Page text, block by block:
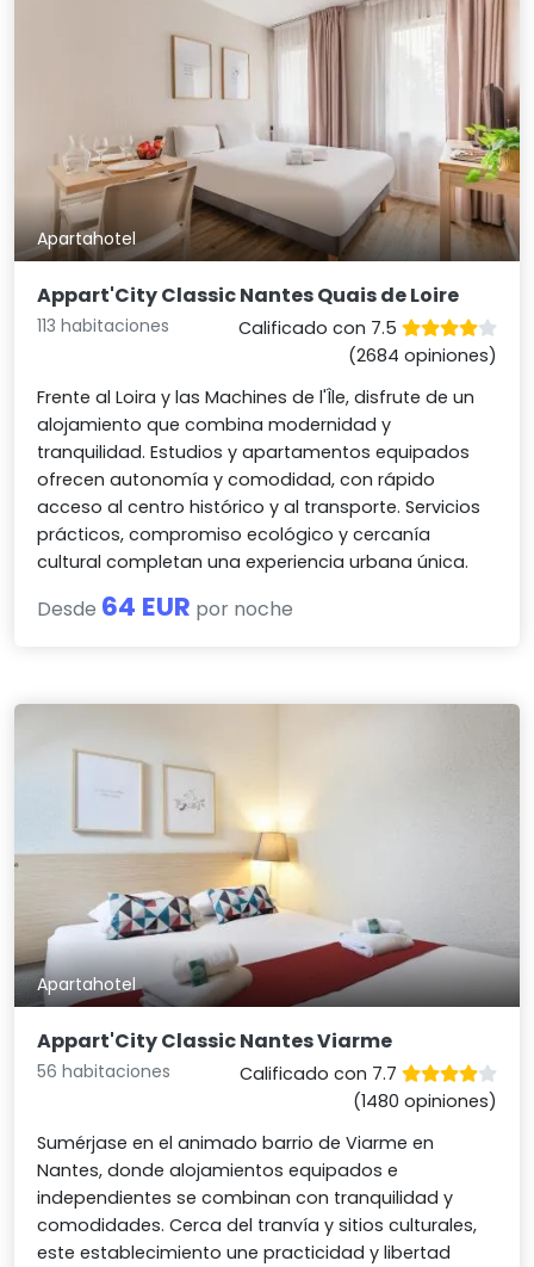
Apartahotel
Appart'City Classic Nantes Quais de Loire
113 habitaciones
Calificado con 7.5
(2684 opiniones)
Frente al Loira y las Machines de l'Île, disfrute de un
alojamiento que combina modernidad y
tranquilidad. Estudios y apartamentos equipados
ofrecen autonomía y comodidad, con rápido
acceso al centro histórico y al transporte. Servicios
prácticos, compromiso ecológico y cercanía
cultural completan una experiencia urbana única.
Desde 64 EUR por noche
Apartahotel
Appart'City Classic Nantes Viarme
56 habitaciones
Calificado con 7.7
(1480 opiniones)
Sumérjase en el animado barrio de Viarme en
Nantes, donde alojamientos equipados e
independientes se combinan con tranquilidad y
comodidades. Cerca del tranvía y sitios culturales,
este establecimiento une practicidad y libertad